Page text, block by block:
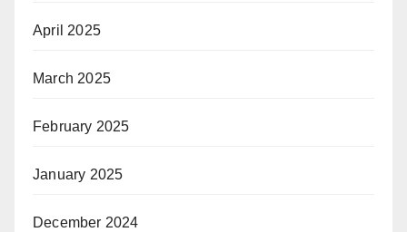
April 2025
March 2025
February 2025
January 2025
December 2024